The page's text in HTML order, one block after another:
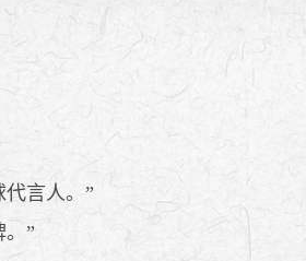
言人。”
”